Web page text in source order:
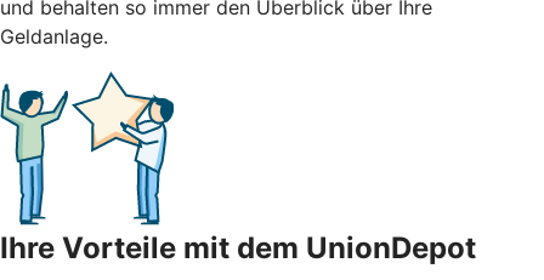
und behalten so immer den Überblick über Ihre
Geldanlage.
Ihre Vorteile mit dem UnionDepot